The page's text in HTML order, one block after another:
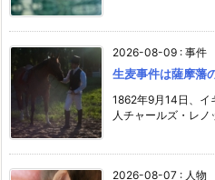
2026-08-09 : 事件
生麦事件は薩摩藩
1862年9月14日、イ
人チャールズ・レノ
2026-08-07 : 人物